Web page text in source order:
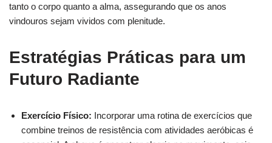
tanto o corpo quanto a alma, assegurando que os anos
vindouros sejam vividos com plenitude.
Estratégias Práticas para um
Futuro Radiante
Exercício Físico: Incorporar uma rotina de exercícios que
combine treinos de resistência com atividades aeróbicas é